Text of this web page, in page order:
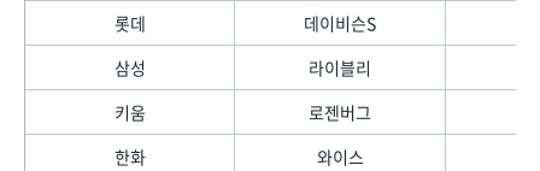
롯데
데이비슨S
삼성
라이블리
키움
로젠버그
한화
와이스